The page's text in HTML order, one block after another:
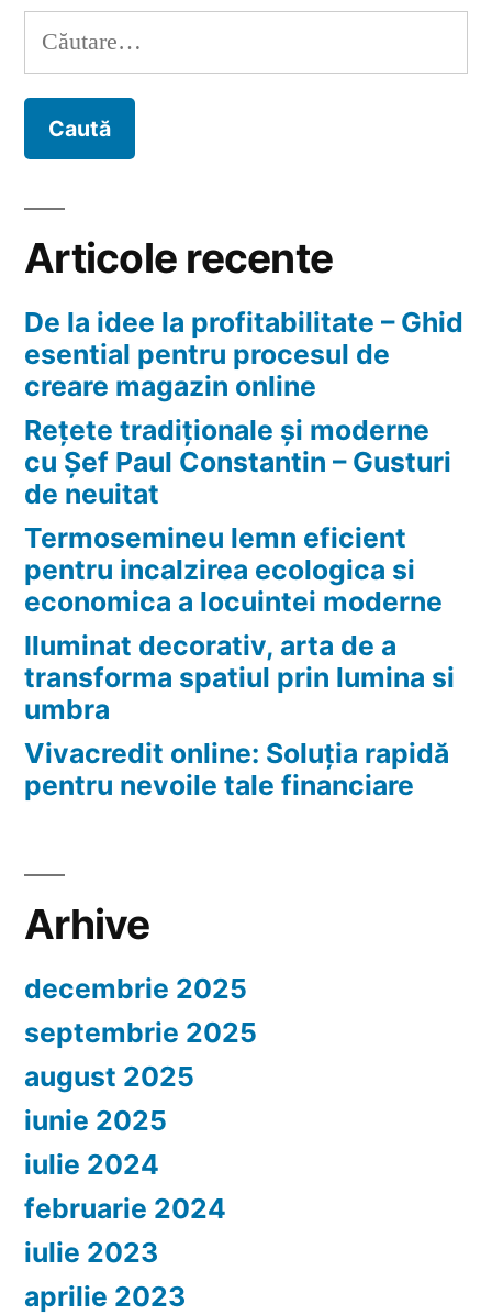
Soluția
pentru
Caută
după:
Articole recente
De la idee la profitabilitate – Ghid
esential pentru procesul de
creare magazin online
Rețete tradiționale și moderne
cu Șef Paul Constantin – Gusturi
de neuitat
Termosemineu lemn eficient
pentru incalzirea ecologica si
economica a locuintei moderne
Iluminat decorativ, arta de a
transforma spatiul prin lumina si
umbra
Vivacredit online: Soluția rapidă
pentru nevoile tale financiare
Arhive
decembrie 2025
septembrie 2025
august 2025
iunie 2025
iulie 2024
februarie 2024
iulie 2023
aprilie 2023